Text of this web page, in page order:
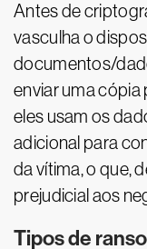
Antes de
vasculha o
documentos/
enviar uma cópia
eles usam os
adicional para
da vítima, o que,
prejudicial aos
Tipos de